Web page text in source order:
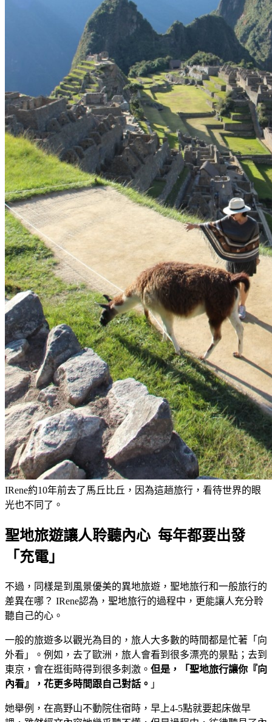
IRene約10年前去了馬丘比丘，因為這趟旅行，看待世界的眼
光也不同了。
聖地旅遊讓人聆聽內心 每年都要出發
「充電」
不過，同樣是到風景優美的異地旅遊，聖地旅行和一般旅行的
差異在哪？ IRene認為，聖地旅行的過程中，更能讓人充分聆
聽自己的心。
一般的旅遊多以觀光為目的，旅人大多數的時間都是忙著「向
外看」。例如，去了歐洲，旅人會看到很多漂亮的景點；去到
東京，會在逛街時得到很多刺激。 但是，「聖地旅行讓你『向
內看』，花更多時間跟自己對話。 」
她舉例，在高野山不動院住宿時，早上4-5點就要起床做早